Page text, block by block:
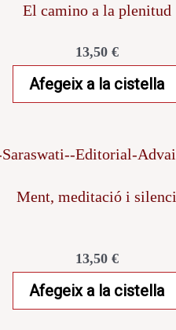
El camino a la plenitud
13,50 €
Afegeix a la cistella
Ment, meditació i silenci
13,50 €
Afegeix a la cistella